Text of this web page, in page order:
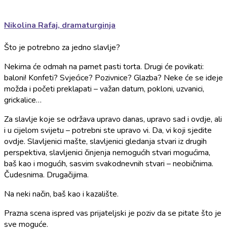
Nikolina Rafaj, dramaturginja
Što je potrebno za jedno slavlje?
Nekima će odmah na pamet pasti torta. Drugi će povikati:
baloni! Konfeti? Svjećice? Pozivnice? Glazba? Neke će se ideje
možda i početi preklapati – važan datum, pokloni, uzvanici,
grickalice…
Za slavlje koje se održava upravo danas, upravo sad i ovdje, ali
i u cijelom svijetu – potrebni ste upravo vi. Da, vi koji sjedite
ovdje. Slavljenici mašte, slavljenici gledanja stvari iz drugih
perspektiva, slavljenici činjenja nemogućih stvari mogućima,
baš kao i mogućih, sasvim svakodnevnih stvari – neobičnima.
Čudesnima. Drugačijima.
Na neki način, baš kao i kazalište.
Prazna scena ispred vas prijateljski je poziv da se pitate što je
sve moguće.